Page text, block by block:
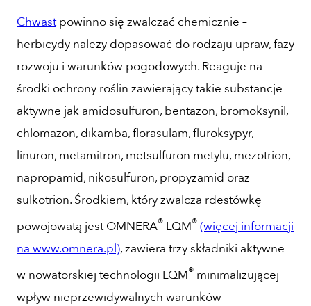
Chwastpowinno się zwalczać chemicznie –
herbicydy należy dopasować do rodzaju upraw, fazy
rozwoju i warunków pogodowych. Reaguje na
środki ochrony roślin zawierający takie substancje
aktywne jak amidosulfuron, bentazon, bromoksynil,
chlomazon, dikamba, florasulam, fluroksypyr,
linuron, metamitron, metsulfuron metylu, mezotrion,
napropamid, nikosulfuron, propyzamid oraz
sulkotrion. Środkiem, który zwalcza rdestówkę
powojowatą jest OMNERA® LQM® (więcej informacji
na www.omnera.pl), zawiera trzy składniki aktywne
w nowatorskiej technologii LQM® minimalizującej
wpływ nieprzewidywalnych warunków